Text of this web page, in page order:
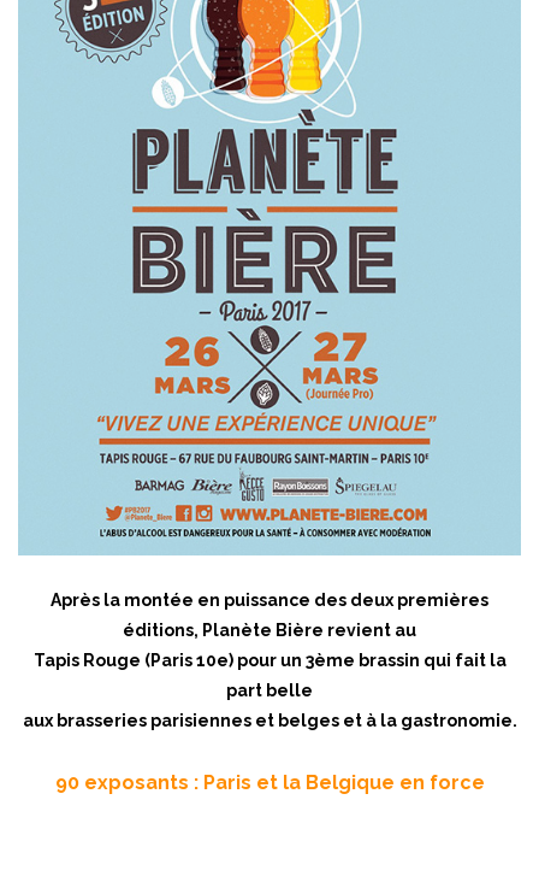
Après la montée en puissance des deux premières
éditions, Planète Bière revient au
Tapis Rouge (Paris 10e) pour un 3ème brassin qui fait la
part belle
aux brasseries parisiennes et belges et à la gastronomie.
90 exposants : Paris et la Belgique en force